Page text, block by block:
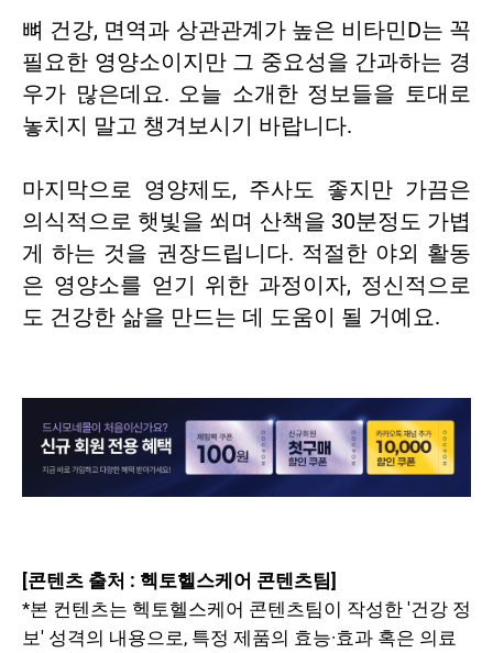
뼈 건강, 면역과 상관관계가 높은 비타민D는 꼭
필요한 영양소이지만 그 중요성을 간과하는 경
우가 많은데요. 오늘 소개한 정보들을 토대로
놓치지 말고 챙겨보시기 바랍니다.
마지막으로 영양제도, 주사도 좋지만 가끔은
의식적으로 햇빛을 쐬며 산책을 30분정도 가볍
게 하는 것을 권장드립니다. 적절한 야외 활동
은 영양소를 얻기 위한 과정이자, 정신적으로
도 건강한 삶을 만드는 데 도움이 될 거예요.
[콘텐츠 출처 : 헥토헬스케어 콘텐츠팀]
*본 컨텐츠는 헥토헬스케어 콘텐츠팀이 작성한 '건강 정
보' 성격의 내용으로, 특정 제품의 효능·효과 혹은 의료